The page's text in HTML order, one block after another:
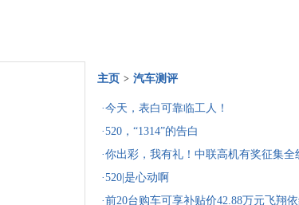
主页 > 汽车测评
·今天，表白可靠临工人！
·520，“1314”的告白
·你出彩，我有礼！中联高机有奖征集全
·520|是心动啊
·前20台购车可享补贴价42.88万元飞翔